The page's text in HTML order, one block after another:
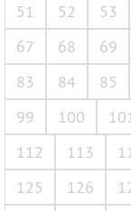
51
52 53
67
68 69
83
84 85
99
100
112
113
125
126